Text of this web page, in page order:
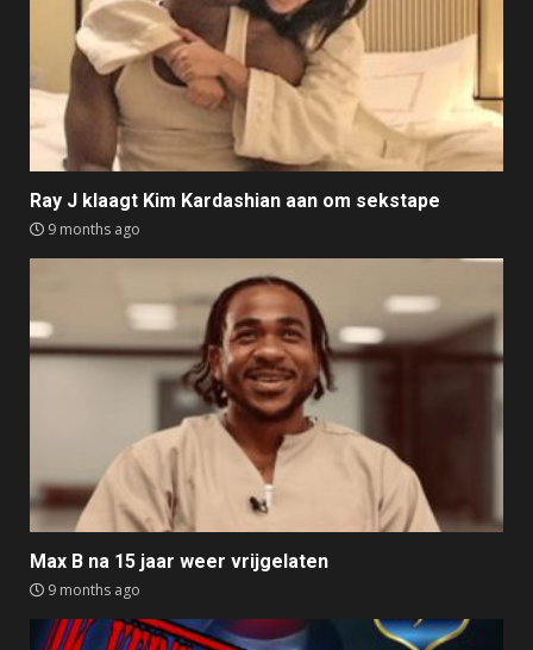
Ray J klaagt Kim Kardashian aan om sekstape
9 months ago
Max B na 15 jaar weer vrijgelaten
9 months ago